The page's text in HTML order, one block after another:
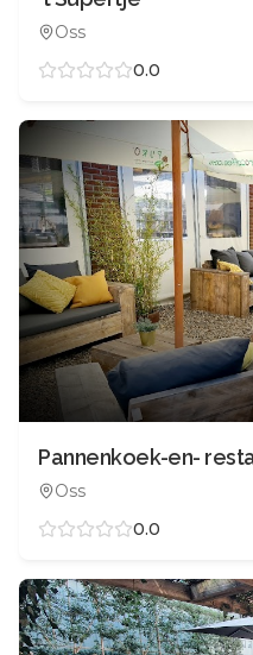
Oss
0.0
Pannenkoek-en-
Oss
0.0